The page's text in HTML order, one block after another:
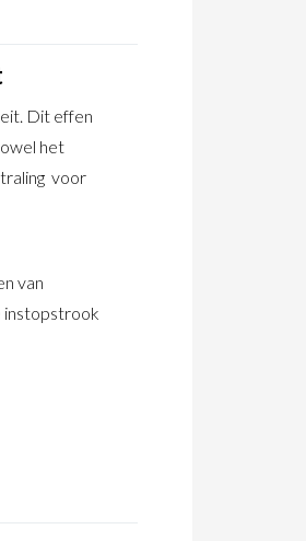
Dit effen
het
voor
van
instopstrook